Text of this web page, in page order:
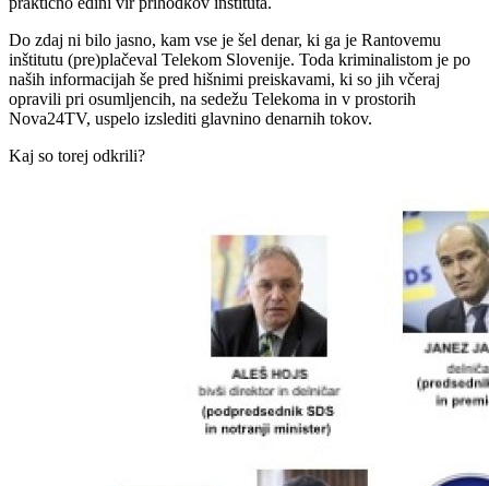
Do zdaj ni bilo jasno, kam vse je šel denar, ki ga je Rantovemu
inštitutu (pre)plačeval Telekom Slovenije. Toda kriminalistom je po
naših informacijah še pred hišnimi preiskavami, ki so jih včeraj
opravili pri osumljencih, na sedežu Telekoma in v prostorih
Nova24TV, uspelo izslediti glavnino denarnih tokov.
Kaj so torej odkrili?